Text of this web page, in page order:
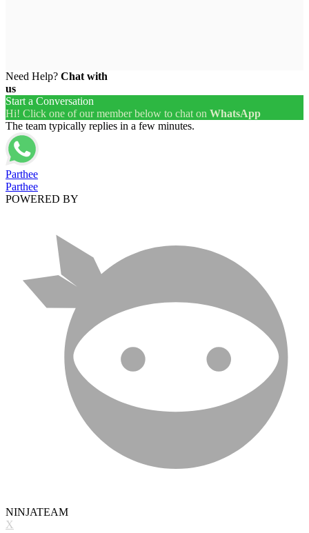
Need Help? Chat with
us
Start a Conversation
Hi! Click one of our member below to chat on WhatsApp
The team typically replies in a few minutes.
Parthee
Parthee
POWERED BY
NINJATEAM
X